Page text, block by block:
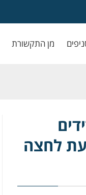
מן התקשורת
לחצה